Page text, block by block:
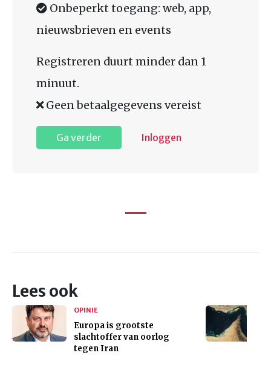
Onbeperkt toegang: web, app,
nieuwsbrieven en events
Registreren duurt minder dan 1
minuut.
Geen betaalgegevens vereist
Ga verder Inloggen
Lees ook
OPINIE
Europa is grootste
slachtoffer van oorlog
tegen Iran